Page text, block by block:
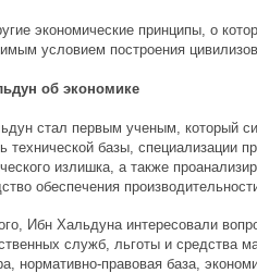
экономические принципы, о
условием построения
об экономике
стал первым ученым, который
технической базы, специализации
излишка, а также
обеспечения
Ибн Хальдуна интересовали
служб, льготы и средства
нормативно-правовая база,